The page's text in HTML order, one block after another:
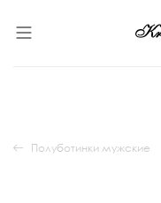
Полуботинки мужские